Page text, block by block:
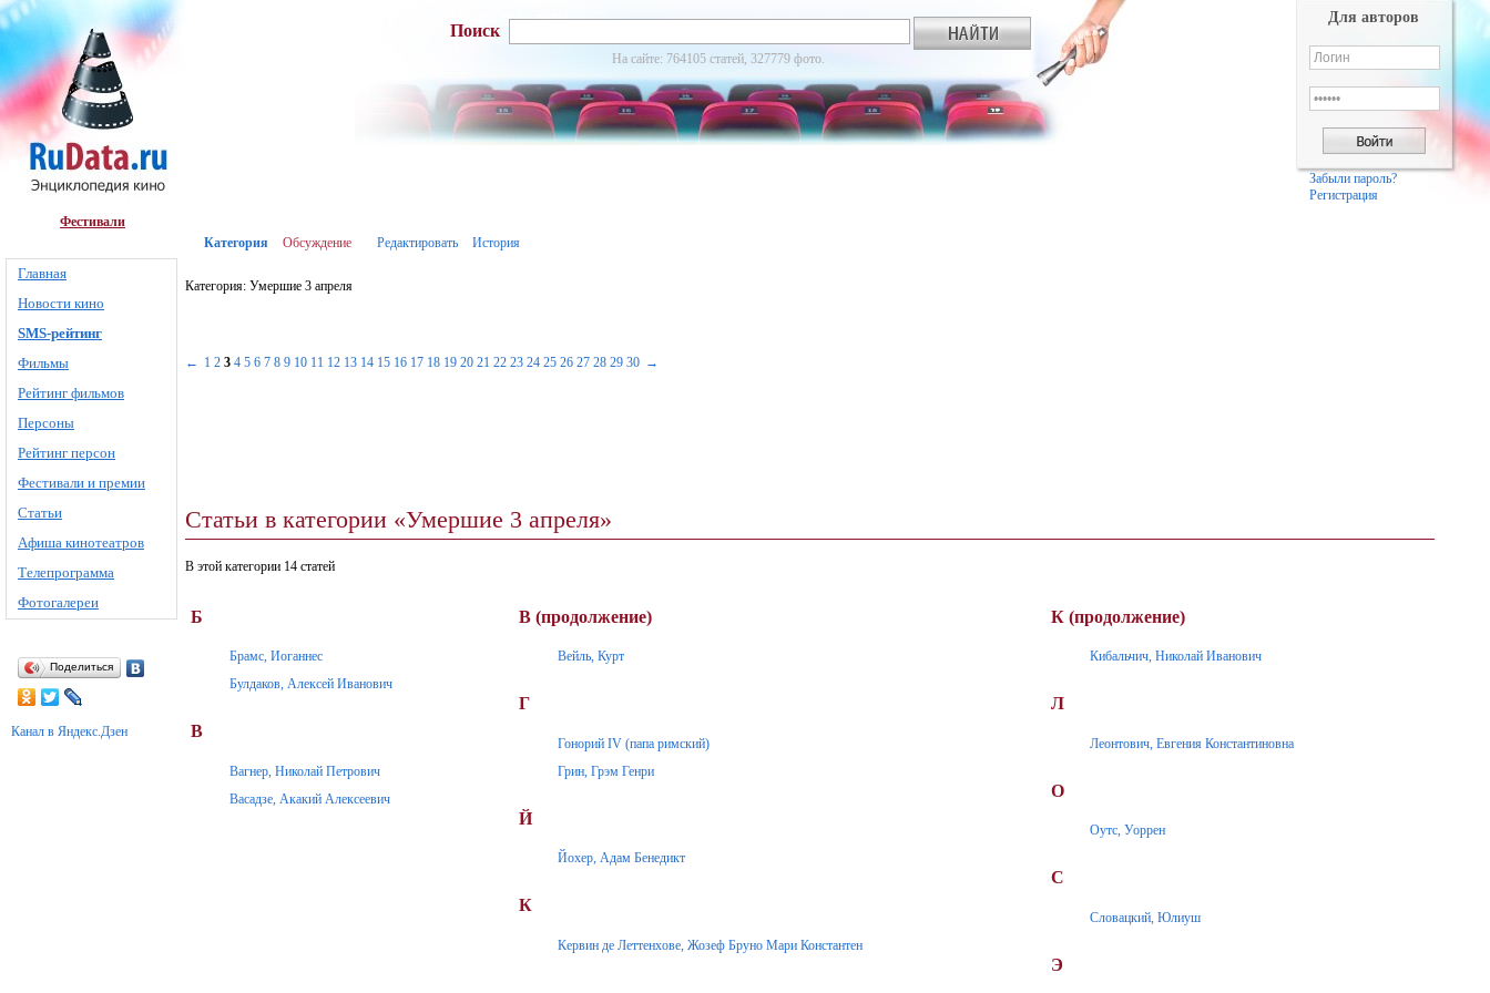
Фестивали
Главная
Новости кино
SMS-рейтинг
Фильмы
Рейтинг фильмов
Персоны
Рейтинг персон
Фестивали и премии
Статьи
Афиша кинотеатров
Телепрограмма
Фотогалереи
Поделиться
Канал в Яндекс.Дзен
Поиск
На сайте: 764105 статей, 327779 фото.
Для авторов
Забыли пароль?
Регистрация
Категория Обсуждение Редактировать История
Категория: Умершие 3 апреля
← 1 2 3 4 5 6 7 8 9 10 11 12 13 14 15 16 17 18 19 20 21 22 23 24 25 26 27 28 29 30 →
Статьи в категории «Умершие 3 апреля»
В этой категории 14 статей
Б
Брамс, Иоганнес
Булдаков, Алексей Иванович
В
Вагнер, Николай Петрович
Васадзе, Акакий Алексеевич
В (продолжение)
Вейль, Курт
Г
Гонорий IV (папа римский)
Грин, Грэм Генри
Й
Йохер, Адам Бенедикт
К
Кервин де Леттенхове, Жозеф Бруно Мари Константен
К (продолжение)
Кибальчич, Николай Иванович
Л
Леонтович, Евгения Константиновна
О
Оутс, Уоррен
С
Словацкий, Юлиуш
Э